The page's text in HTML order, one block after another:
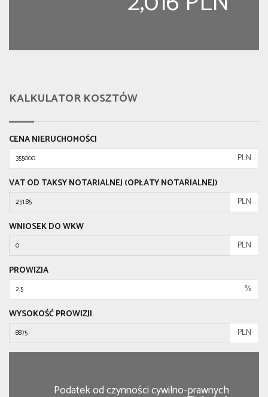
KALKULATOR KOSZTÓW
CENA NIERUCHOMOŚCI
PLN
VAT OD TAKSY NOTARIALNEJ (OPŁATY NOTARIALNEJ)
PLN
WNIOSEK DO WKW
PLN
PROWIZJA
%
WYSOKOŚĆ PROWIZJI
PLN
Podatek od czynności cywilno-prawnych